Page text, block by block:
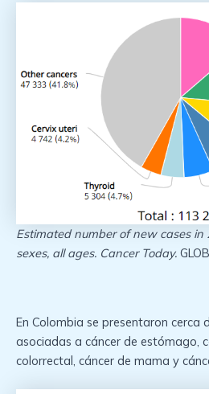
Estimated number of new cases in
sexes, all ages. Cancer Today.
En Colombia se presentaron cerca
asociadas a cáncer de estómago,
colorrectal, cáncer de mama y